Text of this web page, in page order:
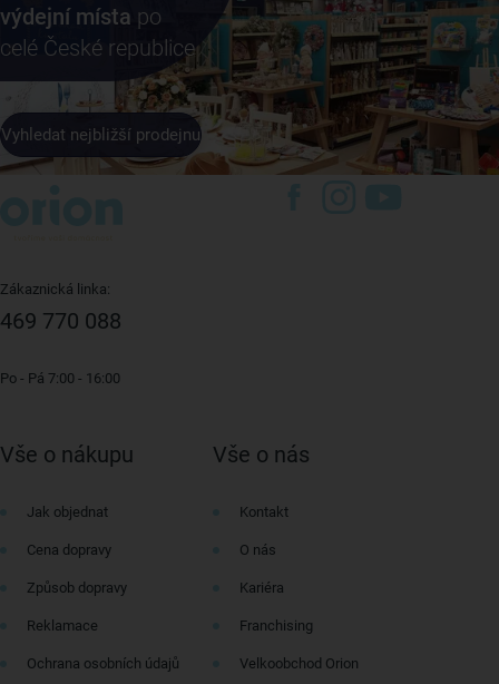
výdejní místa po
celé České republice
Vyhledat nejbližší prodejnu
Zákaznická linka:
469 770 088
Po - Pá 7:00 - 16:00
Vše o nákupu
Jak objednat
Cena dopravy
Způsob dopravy
Reklamace
Ochrana osobních údajů
Vše o nás
Kontakt
O nás
Kariéra
Franchising
Velkoobchod Orion